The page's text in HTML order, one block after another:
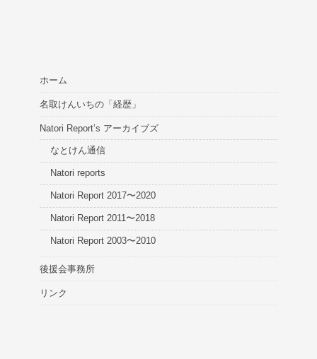
ホーム
名取けんいちの「経歴」
Natori Report’s アーカイブズ
なとけん通信
Natori reports
Natori Report 2017〜2020
Natori Report 2011〜2018
Natori Report 2003〜2010
後援会事務所
リンク